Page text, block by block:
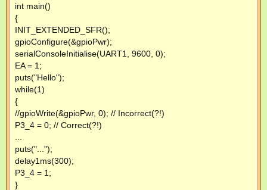
int main()
{
INIT_EXTENDED_SFR();
gpioConfigure(&gpioPwr);
serialConsoleInitialise(UART1, 9600, 0);
EA = 1;
puts("Hello");
while(1)
{
//gpioWrite(&gpioPwr, 0); // Incorrect(?!)
P3_4 = 0; // Correct(?!)
puts("...");
delay1ms(300);
P3_4 = 1;
}